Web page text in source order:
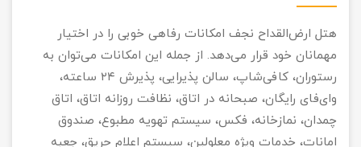
هتل ارض‌القداح نجف امکانات رفاهی خوبی را در اختیار
مهمانان خود قرار می‌دهد. از جمله این امکانات می‌توان به
رستوران، کافی‌شاپ، سالن پذیرایی، پذیرش ۲۴ ساعته،
وای‌فای رایگان، صبحانه در اتاق، نظافت روزانه اتاق، اتاق
چمدان، نمازخانه، فکس، سیستم تهویه مطبوع، صندوق
امانات، خدمات ویژه معلولین، سیستم اعلام حریق، جعبه